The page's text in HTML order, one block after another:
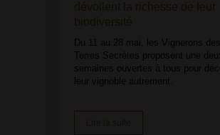
dévoilent la richesse de leur
biodiversité
Du 11 au 28 mai, les Vignerons des
Terres Secrètes proposent une
semaines ouvertes à tous pour
leur vignoble autrement.
Lire la suite